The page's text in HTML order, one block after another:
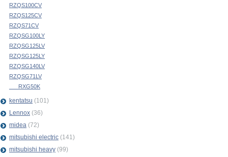
RZQS100CV
RZQS125CV
RZQS71CV
RZQSG100LY
RZQSG125LV
RZQSG125LY
RZQSG140LV
RZQSG71LV
___RXG50K
kentatsu (101)
Lennox (36)
midea (72)
mitsubishi electric (141)
mitsubishi heavy (99)